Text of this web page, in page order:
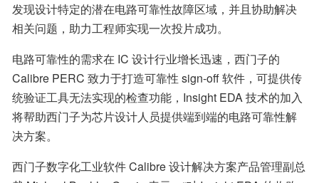
发现设计特定的潜在电路可靠性故障区域，并且协助解决
相关问题，助力工程师实现一次投片成功。
电路可靠性的需求在 IC 设计行业增长迅速，西门子的
Calibre PERC 致力于打造可靠性 sign-off 软件，可提供传
统验证工具无法实现的检查功能，Insight EDA 技术的加入
将帮助西门子为芯片设计人员提供端到端的电路可靠性解
决方案。
西门子数字化工业软件 Calibre 设计解决方案产品管理副总